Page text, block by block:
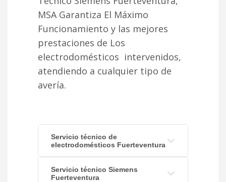
MSA Garantiza El Máximo
Funcionamiento y las mejores
prestaciones de Los
electrodomésticos intervenidos,
atendiendo a cualquier tipo de
avería.
Servicio técnico de
electrodomésticos Fuerteventura
Servicio técnico Siemens
Fuerteventura